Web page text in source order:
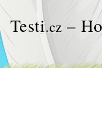
Testi.cz –